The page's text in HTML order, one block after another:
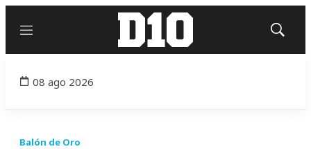
Menú
Mostrar
08 ago 2026
Balón de Oro